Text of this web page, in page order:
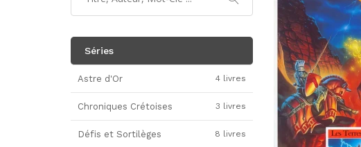
Séries
Astre d'Or 4 livres
Chroniques Crétoises 3 livres
Défis et Sortilèges 8 livres